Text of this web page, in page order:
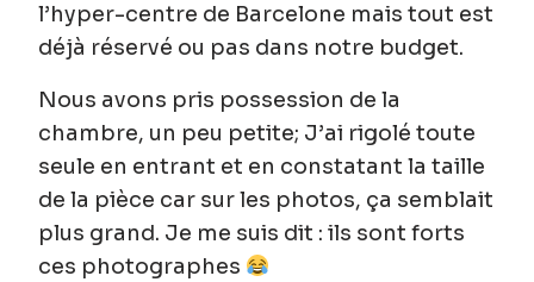
l’hyper-centre de Barcelone mais tout est
déjà réservé ou pas dans notre budget.
Nous avons pris possession de la
chambre, un peu petite; J’ai rigolé toute
seule en entrant et en constatant la taille
de la pièce car sur les photos, ça semblait
plus grand. Je me suis dit : ils sont forts
ces photographes